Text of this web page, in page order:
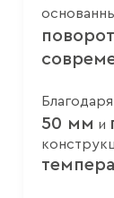
Благодаря
50 мм и